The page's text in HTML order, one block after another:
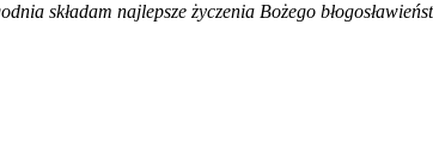
składam najlepsze życzenia Bożego